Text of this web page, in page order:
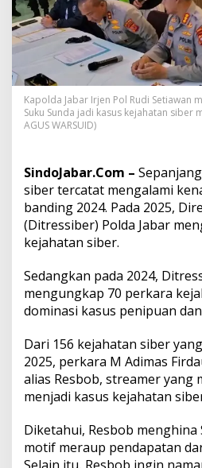
k
u
S
u
n
a
J
K
a
s
u
s
a
h
a
a
n
S
i
b
r
P
a
Kapolda Jabar Irjen Pol Rudi Setiawan
Suku Sunda jadi kasus kejahatan siber
AGUS WARSUID)
SindoJabar.Com –
siber tercatat mengalami
banding 2024. Pada 2025,
(Ditressiber) Polda Jabar
kejahatan siber.
Sedangkan pada 2024,
mengungkap 70 perkara
dominasi kasus penipuan
Dari 156 kejahatan siber
2025, perkara M Adimas
alias Resbob, streamer yang
menjadi kasus kejahatan
Diketahui, Resbob menghina
motif meraup pendapatan